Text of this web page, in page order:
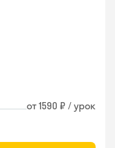
от 1590 ₽ / урок